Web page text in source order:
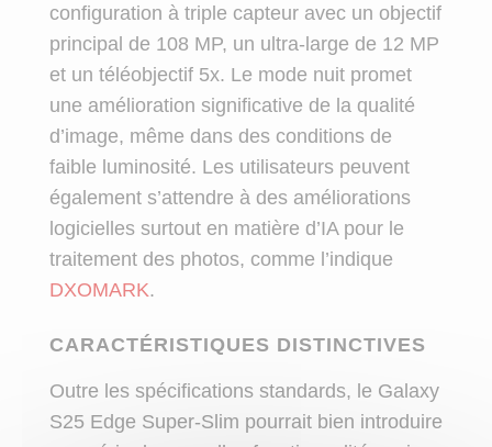
configuration à triple capteur avec un objectif
principal de 108 MP, un ultra-large de 12 MP
et un téléobjectif 5x. Le mode nuit promet
une amélioration significative de la qualité
d’image, même dans des conditions de
faible luminosité. Les utilisateurs peuvent
également s’attendre à des améliorations
logicielles surtout en matière d’IA pour le
traitement des photos, comme l’indique
DXOMARK.
CARACTÉRISTIQUES DISTINCTIVES
Outre les spécifications standards, le Galaxy
S25 Edge Super-Slim pourrait bien introduire